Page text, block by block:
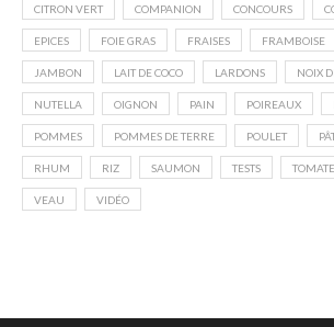
CITRON VERT COMPANION CONCOURS
EPICES FOIE GRAS FRAISES FRAMBOISE
JAMBON LAIT DE COCO LARDONS NOIX
NUTELLA OIGNON PAIN POIREAUX
POMMES POMMES DE TERRE POULET
RHUM RIZ SAUMON TESTS TOMATE
VEAU VIDÉO